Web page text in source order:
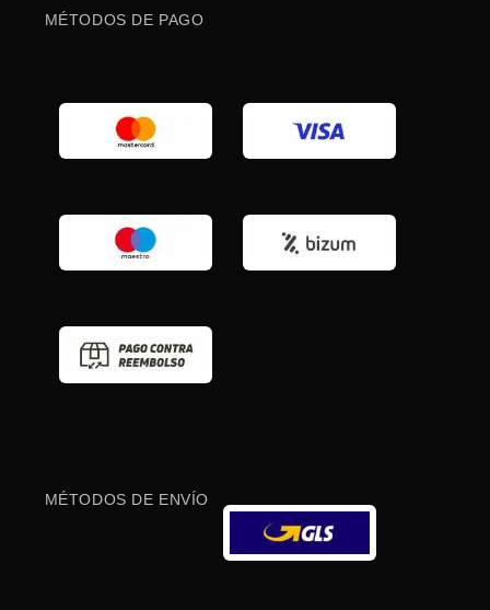
MÉTODOS DE PAGO
MÉTODOS DE ENVÍO